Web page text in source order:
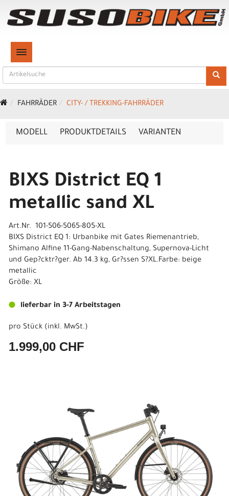
TOGGLE NAVIGATION
FAHRRÄDER CITY- / TREKKING-FAHRRÄDER
MODELL PRODUKTDETAILS VARIANTEN
BIXS District EQ 1
metallic sand XL
Art.Nr. 101-506-5065-805-XL
BIXS District EQ 1: Urbanbike mit Gates Riemenantrieb,
Shimano Alfine 11-Gang-Nabenschaltung, Supernova-Licht
und Gep?cktr?ger. Ab 14.3 kg, Gr?ssen S?XL.Farbe: beige
metallic
Größe: XL
lieferbar in 3-7 Arbeitstagen
pro Stück (inkl. MwSt.)
1.999,00 CHF